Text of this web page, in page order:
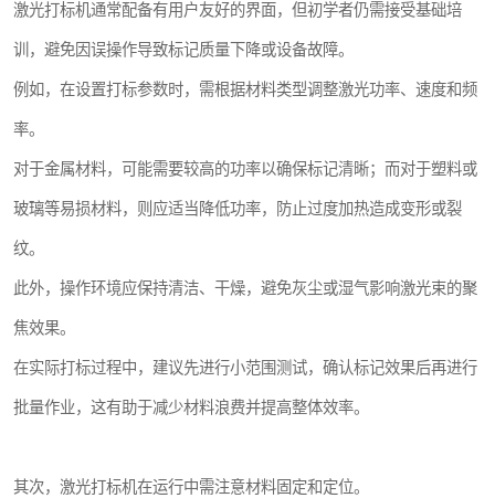
激光打标机通常配备有用户友好的界面，但初学者仍需接受基础培
训，避免因误操作导致标记质量下降或设备故障。
例如，在设置打标参数时，需根据材料类型调整激光功率、速度和频
率。
对于金属材料，可能需要较高的功率以确保标记清晰；而对于塑料或
玻璃等易损材料，则应适当降低功率，防止过度加热造成变形或裂
纹。
此外，操作环境应保持清洁、干燥，避免灰尘或湿气影响激光束的聚
焦效果。
在实际打标过程中，建议先进行小范围测试，确认标记效果后再进行
批量作业，这有助于减少材料浪费并提高整体效率。
其次，激光打标机在运行中需注意材料固定和定位。